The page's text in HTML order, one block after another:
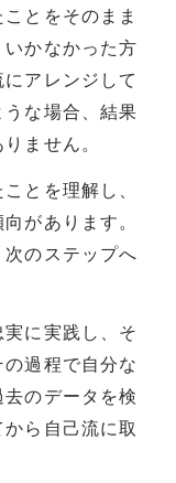
とをそのまま
かなかった方
アレンジして
な場合、結果
ません。
とを理解し、
があります。
のステップへ
に実践し、そ
過程で自分な
のデータを検
ら自己流に取